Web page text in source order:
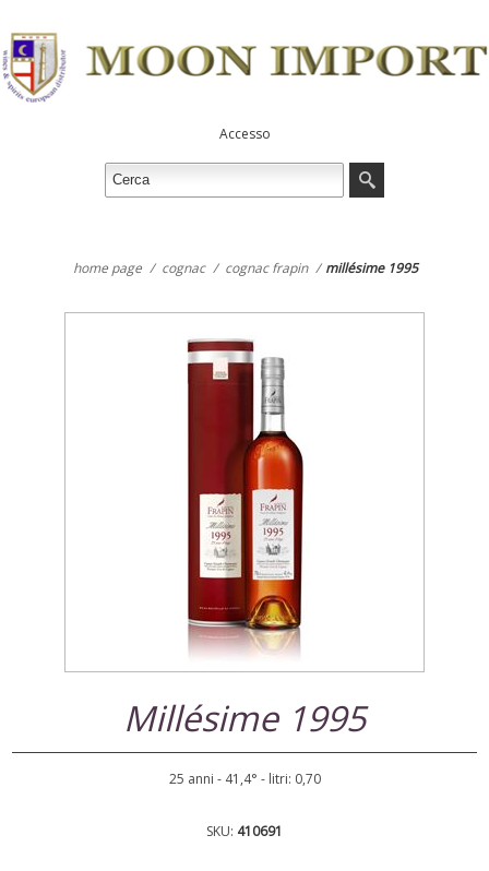
Accesso
home page / cognac / cognac frapin / millésime 1995
Millésime 1995
25 anni - 41,4° - litri: 0,70
SKU: 410691